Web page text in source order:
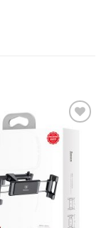
yêu
thích